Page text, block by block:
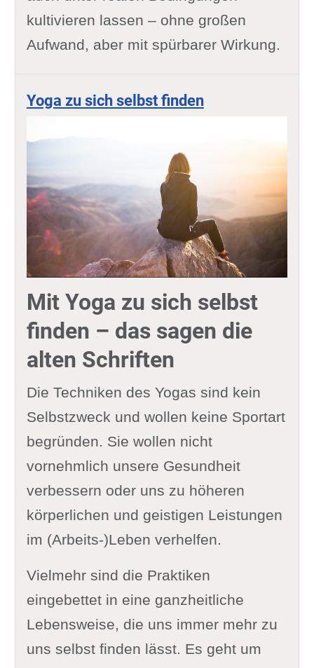
kultivieren lassen – ohne großen
Aufwand, aber mit spürbarer Wirkung.
Yoga zu sich selbst finden
Mit Yoga zu sich selbst
finden – das sagen die
alten Schriften
Die Techniken des Yogas sind kein
Selbstzweck und wollen keine Sportart
begründen. Sie wollen nicht
vornehmlich unsere Gesundheit
verbessern oder uns zu höheren
körperlichen und geistigen Leistungen
im (Arbeits-)Leben verhelfen.
Vielmehr sind die Praktiken
eingebettet in eine ganzheitliche
Lebensweise, die uns immer mehr zu
uns selbst finden lässt. Es geht um